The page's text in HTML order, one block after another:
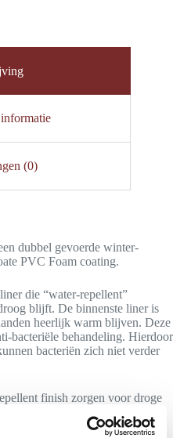
(0)
dubbel gevoerde winter-
PVC Foam coating.
die “water-repellent”
blijft. De binnenste liner is
heerlijk warm blijven. Deze
bacteriële behandeling. Hierdoor
bacteriën zich niet verder
finish zorgen voor droge
De ademende rug
Micro- poreus Foam coating